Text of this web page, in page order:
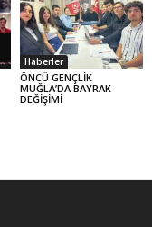
Haberler
ÖNCÜ GENÇLİK
MUĞLA’DA BAYRAK
DEĞİŞİMİ